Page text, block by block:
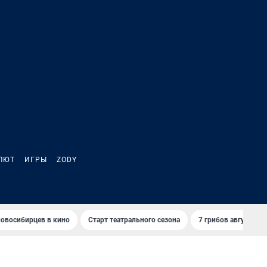
ИГРЫ ZODY
в кино Старт театрального сезона 7 грибов августа